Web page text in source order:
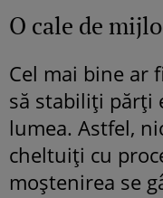
O cale de
Cel mai bine ar
să stabiliți părți
lumea. Astfel,
cheltuiți cu
moștenirea se